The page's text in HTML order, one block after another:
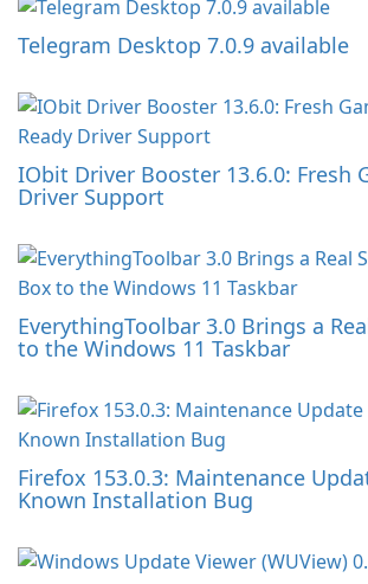
Telegram Desktop 7.0.9 available
IObit Driver Booster 13.6.0: Fresh
Driver Support
EverythingToolbar 3.0 Brings a
to the Windows 11 Taskbar
Firefox 153.0.3: Maintenance
Known Installation Bug